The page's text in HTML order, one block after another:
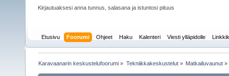
Kirjautuaksesi anna tunnus, salasana ja istuntosi pituus
Etusivu Foorumi Ohjeet Haku Kalenteri Viesti ylläpidolle
Karavaanarin keskustelufoorumi » Tekniikkakeskustelut» Matkailuvaunut»